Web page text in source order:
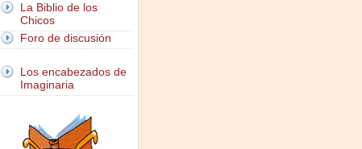
La Biblio de los
Chicos
Foro de discusión
Los encabezados de
Imaginaria